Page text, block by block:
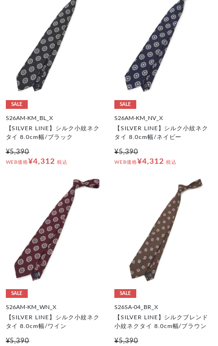
SALE
S26AM-KM_BL_X
【SILVER LINE】シルク小紋ネク
タイ 8.0cm幅/ブラック
¥5,390
WEB価格¥4,312 税込
SALE
S26AM-KM_NV_X
【SILVER LINE】シルク小紋ネク
タイ 8.0cm幅/ネイビー
¥5,390
WEB価格¥4,312 税込
SALE
S26AM-KM_WN_X
【SILVER LINE】シルク小紋ネク
タイ 8.0cm幅/ワイン
¥5,390
SALE
S26SA-04_BR_X
【SILVER LINE】シルクブレンド
小紋ネクタイ 8.0cm幅/ブラウン
¥5,390